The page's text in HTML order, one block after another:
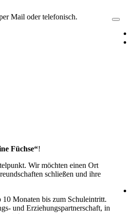
Mail oder telefonisch.
Füchse“!
Wir möchten einen Ort
schließen und ihre
Monaten bis zum Schuleintritt.
und Erziehungspartnerschaft, in